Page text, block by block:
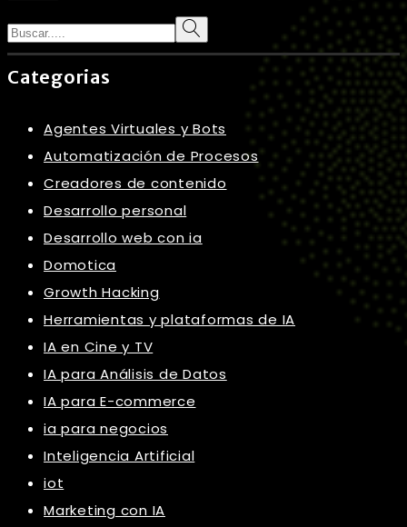
Search
Categorias
Agentes Virtuales y Bots
Automatización de Procesos
Creadores de contenido
Desarrollo personal
Desarrollo web con ia
Domotica
Growth Hacking
Herramientas y plataformas de IA
IA en Cine y TV
IA para Análisis de Datos
IA para E-commerce
ia para negocios
Inteligencia Artificial
iot
Marketing con IA